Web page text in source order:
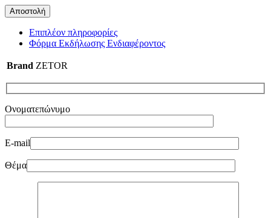
Επιπλέον πληροφορίες
Φόρμα Εκδήλωσης Ενδιαφέροντος
Brand ZETOR
Ονοματεπώνυμο
E-mail
Θέμα